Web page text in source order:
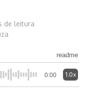
de leitura
readme
0:00 1.0x